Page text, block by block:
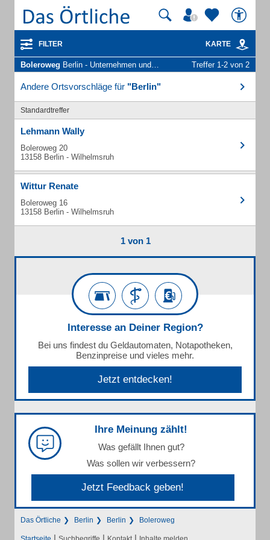
FILTER KARTE
Boleroweg Berlin - Unternehmen und Personen Treffer 1-2 von 2
Andere Ortsvorschläge für "Berlin"
Standardtreffer
Lehmann Wally
Boleroweg 20
13158 Berlin - Wilhelmsruh
Wittur Renate
Boleroweg 16
13158 Berlin - Wilhelmsruh
1 von 1
Interesse an Deiner Region?
Bei uns findest du Geldautomaten, Notapotheken,
Benzinpreise und vieles mehr.
Jetzt entdecken!
Ihre Meinung zählt!
Was gefällt Ihnen gut?
Was sollen wir verbessern?
Jetzt Feedback geben!
Das Örtliche Berlin Berlin Boleroweg
| | |